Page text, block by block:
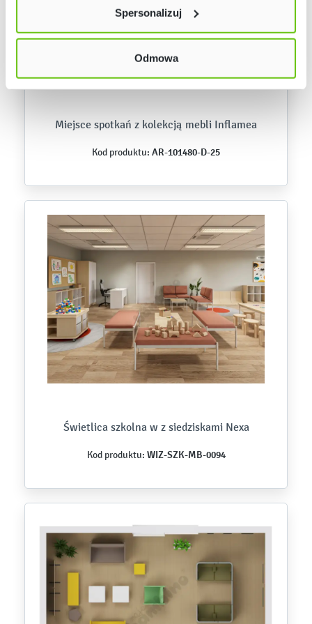
Polityce prywatności
Spersonalizuj
Odmowa
Miejsce spotkań z kolekcją mebli Inflamea
Kod produktu: AR-101480-D-25
Świetlica szkolna w z siedziskami Nexa
Kod produktu: WIZ-SZK-MB-0094